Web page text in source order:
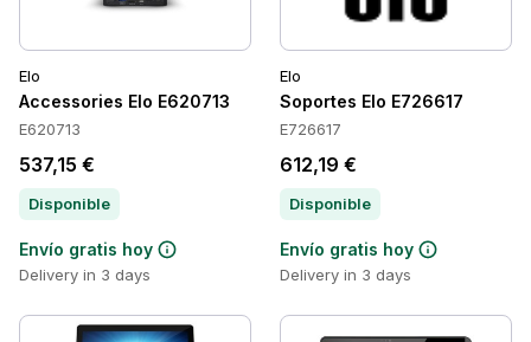
Elo
Accessories Elo E620713
E620713
537,15 €
Disponible
Envío gratis hoy
Delivery in 3 days
Elo
Soportes Elo E726617
E726617
612,19 €
Disponible
Envío gratis hoy
Delivery in 3 days